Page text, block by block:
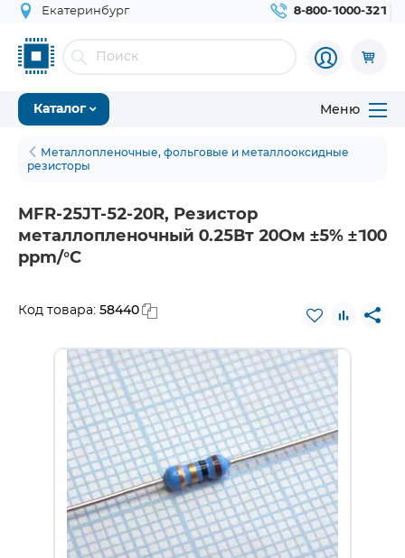
Екатеринбург 8-800-1000-321
Каталог Меню
Металлопленочные, фольговые и металлооксидные
резисторы
MFR-25JT-52-20R, Резистор
металлопленочный 0.25Вт 20Ом ±5% ±100
ppm/°C
Код товара: 58440